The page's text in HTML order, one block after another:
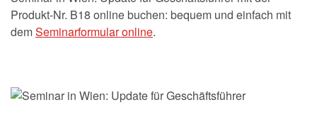
Produkt-Nr. B18 online buchen: bequem und einfach mit
demSeminarformular online.